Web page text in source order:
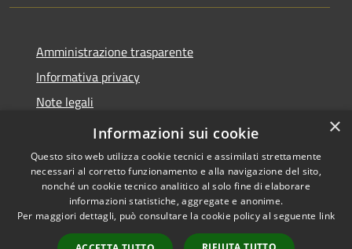
Amministrazione trasparente
Informativa privacy
Note legali
Dichiarazione di accessibilità
Accessibilità
Copyright © 2026 • Comune di
Marcedusa • Powered by
Municipium• Accesso
×
Informazioni sui cookie
Questo sito web utilizza cookie tecnici e assimilati strettamente
necessari al corretto funzionamento e alla navigazione del sito,
nonché un cookie tecnico analitico al solo fine di elaborare
informazioni statistiche, aggregate e anonime.
Per maggiori dettagli, può consultare la cookie policy al seguente link